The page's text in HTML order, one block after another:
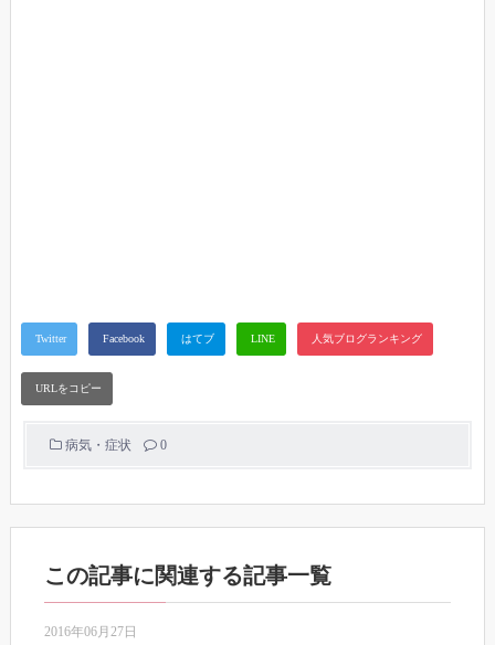
病気・症状 0
この記事に関連する記事一覧
2016年06月27日